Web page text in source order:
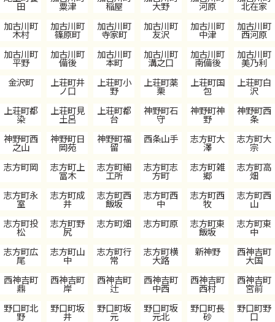
田 粟津 稲屋 大野 河原
北在家
加古川町
木村
加古川町
篠原町
加古川町
寺家町
加古川町
友沢
加古川町
中津
加古川町
西河原
加古川町
平野
加古川町
備後
加古川町
本町
加古川町
溝之口
加古川町
南備後
加古川町
美乃利
金沢町
上荘町井
ノ口
上荘町小
野
上荘町薬
栗
上荘町国
包
上荘町白
沢
上荘町都
染
上荘町見
土呂
上荘町都
台
神野町石
守
神野町神
野
神野町西
条
神野町西
之山
神野町日
岡苑
神野町福
留
西条山手 志方町大
澤
志方町大
宗
志方町岡
志方町上
冨木
志方町細
工所
志方町志
方町
志方町雑
郷
志方町高
畑
志方町永
室
志方町成
井
志方町西
飯坂
志方町西
中
志方町西
牧
志方町西
山
志方町投
松
志方町野
尻
志方町畑 志方町原 志方町東
飯坂
志方町東
中
志方町広
尾
志方町山
中
志方町行
常
志方町横
大路
新神野 西神吉町
大国
西神吉町
鼎
西神吉町
岸
西神吉町
辻
西神吉町
中西
西神吉町
西村
西神吉町
宮前
野口町北
野
野口町坂
井
野口町坂
元
野口町坂
元北
野口町長
砂
野口町野
口